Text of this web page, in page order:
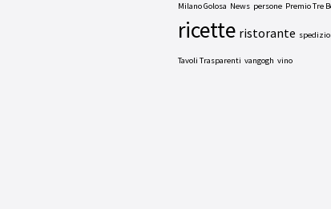
Milano Golosa News persone Premio Tre
ricette ristorante
Tavoli Trasparenti vangogh vino